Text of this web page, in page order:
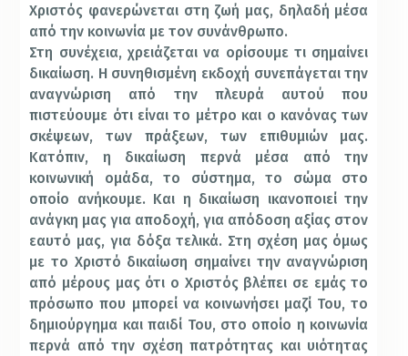
Χριστός φανερώνεται στη ζωή μας, δηλαδή μέσα
από την κοινωνία με τον συνάνθρωπο.
Στη συνέχεια, χρειάζεται να ορίσουμε τι σημαίνει
δικαίωση. Η συνηθισμένη εκδοχή συνεπάγεται την
αναγνώριση από την πλευρά αυτού που
πιστεύουμε ότι είναι το μέτρο και ο κανόνας των
σκέψεων, των πράξεων, των επιθυμιών μας.
Κατόπιν, η δικαίωση περνά μέσα από την
κοινωνική ομάδα, το σύστημα, το σώμα στο
οποίο ανήκουμε. Και η δικαίωση ικανοποιεί την
ανάγκη μας για αποδοχή, για απόδοση αξίας στον
εαυτό μας, για δόξα τελικά. Στη σχέση μας όμως
με το Χριστό δικαίωση σημαίνει την αναγνώριση
από μέρους μας ότι ο Χριστός βλέπει σε εμάς το
πρόσωπο που μπορεί να κοινωνήσει μαζί Του, το
δημιούργημα και παιδί Του, στο οποίο η κοινωνία
περνά από την σχέση πατρότητας και υιότητας